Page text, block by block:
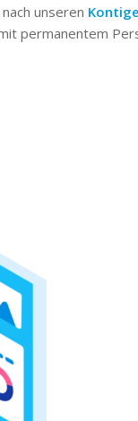
unseren
permanentem